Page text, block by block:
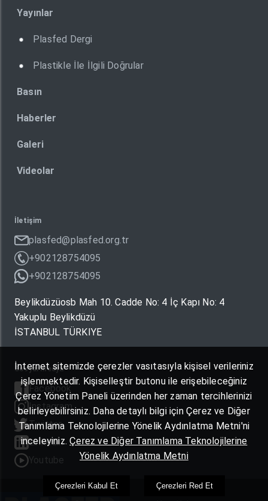
Yayınlar
Plasfed Dergi
Plastikle İle İlgili Doğrular
Basın
Haberler
Galeri
Videolar
İletişim
plasfed@plasfed.org.tr
+902128754095
+902128754095
Beylikdüzüosb Mah 10. Cadde No: 4 İç Kapı No: 4
Yakuplu Beylikdüzü
İSTANBUL TÜRKIYE
Sosyal Medya
Facebook
Instagram
Twitter
Linkedin
Youtube
İnternet sitemizde çerezler vasıtasıyla kişisel verileriniz
işlenmektedir. Kişiselleştir butonu ile erişebileceğiniz
Çerez Yönetim Paneli üzerinden her zaman tercihlerinizi
belirleyebilirsiniz. Daha detaylı bilgi için Çerez ve Diğer
Tanımlama Teknolojilerine Yönelik Aydınlatma Metni'ni
inceleyiniz.Çerez ve Diğer Tanımlama Teknolojilerine
Yönelik Aydınlatma Metni
Çerezleri Kabul Et Çerezleri Red Et